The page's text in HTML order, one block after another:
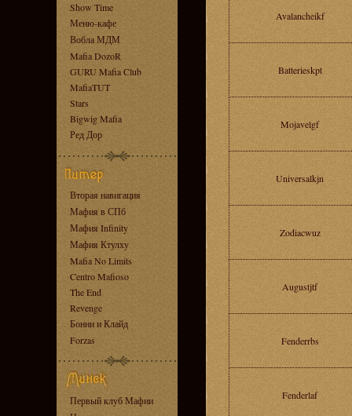
Show Time
Меню-кафе
Вобла МДМ
Mafia DozoR
GURU Mafia Club
MafiaTUT
Stars
Bigwig Mafia
Ред Дор
Вторая навигация
Мафия в СПб
Мафия Infinity
Мафия Ктулху
Mafia No Limits
Centro Mafioso
The End
Revenge
Бонни и Клайд
Forzas
Первый клуб Мафии
Avalancheikf
Batterieskpt
Mojavelgf
Universalkjn
Zodiacwuz
Augustjtf
Fenderrbs
Fenderlaf